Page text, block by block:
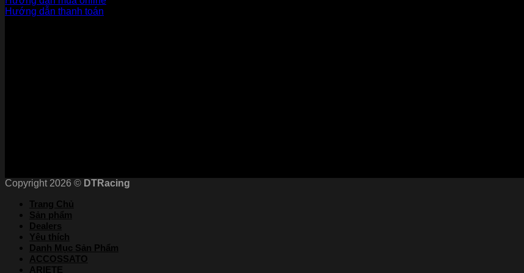
Hướng dẫn thanh toán
Copyright 2026 © DTRacing
Trang Chủ
Sản phẩm
Dealers
Yêu thích
Danh Mục Sản Phẩm
ACCOSSATO
ARIETE